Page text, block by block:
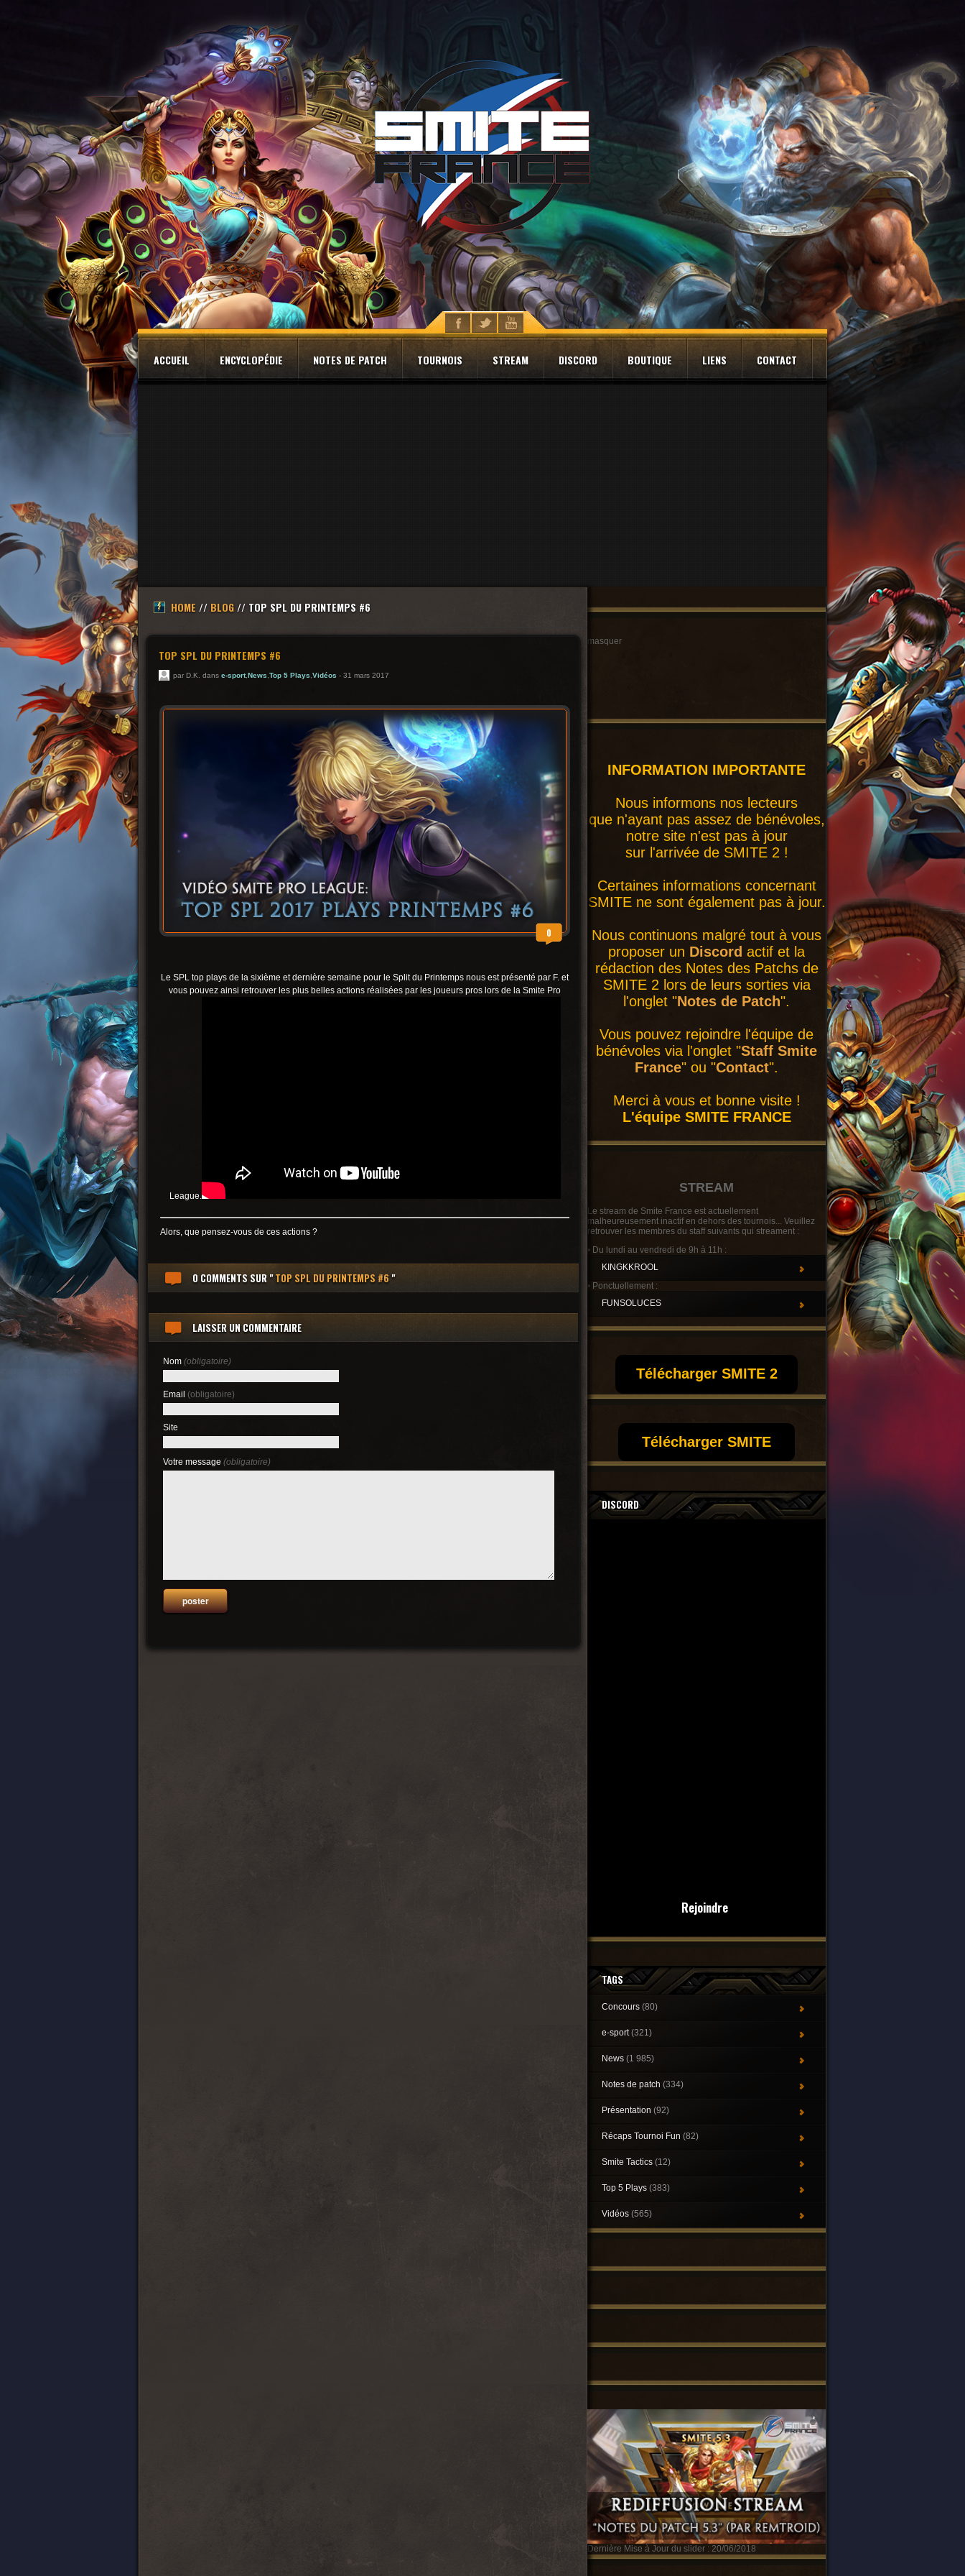
ACCUEIL ENCYCLOPÉDIE NOTES DE PATCH TOURNOIS STREAM DISCORD BOUTIQUE LIENS CONTACT
HOME // BLOG // TOP SPL DU PRINTEMPS #6
TOP SPL DU PRINTEMPS #6
par D.K. dans e-sport,News Top 5 Plays Vidéos - 31 mars 2017
0
Le SPL top plays de la sixième et dernière semaine pour le Split du Printemps nous est présenté par F. et
vous pouvez ainsi retrouver les plus belles actions réalisées par les joueurs pros lors de la Smite Pro
League.
Alors, que pensez-vous de ces actions ?
0 COMMENTSSUR "TOP SPL DU PRINTEMPS #6 "
LAISSER UN COMMENTAIRE
Nom (obligatoire)
Email (obligatoire)
Site
Votre message (obligatoire)
masquer
INFORMATION IMPORTANTE
Nous informons nos lecteurs
que n'ayant pas assez de bénévoles,
notre site n'est pas à jour
sur l'arrivée de SMITE 2 !
Certaines informations concernant
SMITE ne sont également pas à jour.
Nous continuons malgré tout à vous
proposer un Discord actif et la
rédaction des Notes des Patchs de
SMITE 2 lors de leurs sorties via
l'onglet "Notes de Patch".
Vous pouvez rejoindre l'équipe de
bénévoles via l'onglet "Staff Smite
France" ou "Contact".
Merci à vous et bonne visite !
L'équipe SMITE FRANCE
STREAM
Le stream de Smite France est actuellement
malheureusement inactif en dehors des tournois... Veuillez
retrouver les membres du staff suivants qui streament :
• Du lundi au vendredi de 9h à 11h :
KINGKKROOL
• Ponctuellement :
FUNSOLUCES
Télécharger SMITE 2
Télécharger SMITE
DISCORD
Rejoindre
TAGS
Concours (80)
e-sport(321)
News (1 985)
Notes de patch (334)
Présentation (92)
Récaps Tournoi Fun (82)
Smite Tactics (12)
Top 5 Plays (383)
Vidéos (565)
Dernière Mise à Jour du slider : 20/06/2018